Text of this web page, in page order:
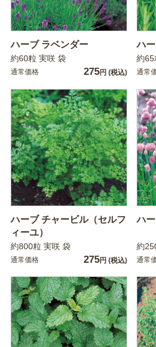
ハーブ ラベンダー
約60粒 実咲 袋
通常価格 275円 (税込)
ハ
約65
通常
ハーブ チャービル（セルフ
ィーユ）
約800粒 実咲 袋
通常価格 275円 (税込)
ハ
約
通常